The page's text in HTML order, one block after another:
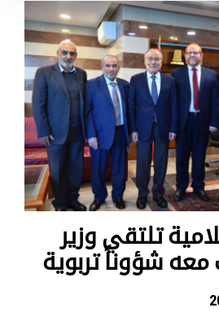
تلتقي وزير
معه شؤوناً تربوية